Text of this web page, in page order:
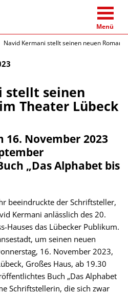
Menü
Navid Kermani stellt seinen neuen Roman
stellt seinen
Theater Lübeck
November 2023
„Das Alphabet bis
beeindruckte der Schriftsteller,
Kermani anlässlich des 20.
Hauses das Lübecker Publikum.
um seinen neuen
16. November 2023,
Großes Haus, ab 19.30
Buch „Das Alphabet
Schriftstellerin, die sich zwar